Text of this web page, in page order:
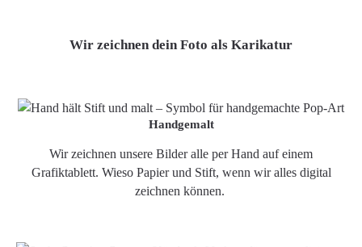
Wir zeichnen dein Foto als Karikatur
Handgemalt
Wir zeichnen unsere Bilder alle per Hand auf einem
Grafiktablett. Wieso Papier und Stift, wenn wir alles digital
zeichnen können.